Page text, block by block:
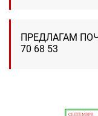
ПРЕДЛАГАМ
70 68 53